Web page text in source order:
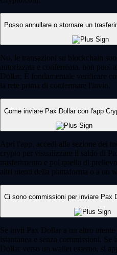
Posso annullare o stornare un
No, le transazioni su blockchain
autorizzata e confermata, non puoi
Dollar. È fondamentale verificare
la rete prima di confermare l'invio.
Come inviare Pax Dollar con l'app
Apri l'app, accedi alla sezione dei
crypto per visualizzare il saldo di
trasferimento e poi quella di
altri utenti della piattaforma o a un
Ci sono commissioni per inviare Pax
Se invii Pax Dollar a un altro utente
istantanea e senza commissioni.
Dollar verso un wallet esterno, si